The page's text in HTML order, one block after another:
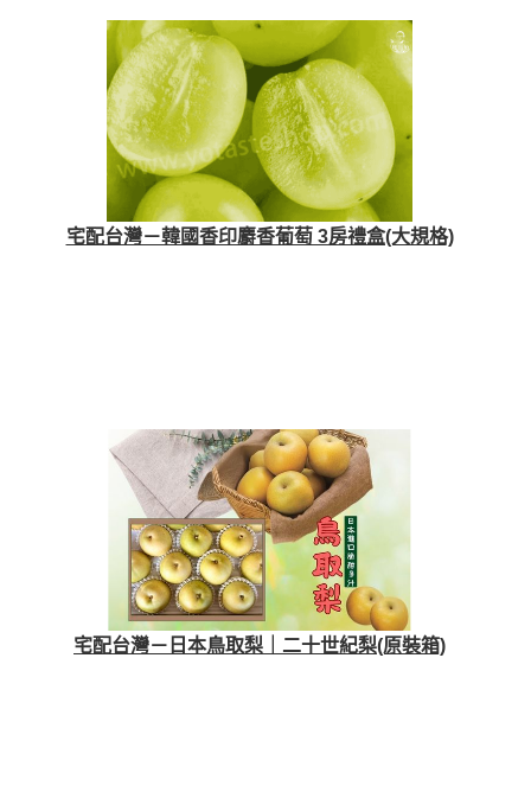
宅配台灣－韓國香印麝香葡萄 3房禮盒(大規格)
宅配台灣－日本鳥取梨｜二十世紀梨(原裝箱)